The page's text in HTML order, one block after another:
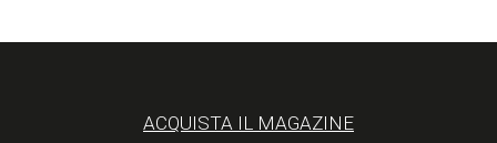
ACQUISTA IL MAGAZINE